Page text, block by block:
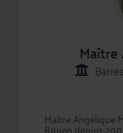
Maître Angélique
Rouen depuis